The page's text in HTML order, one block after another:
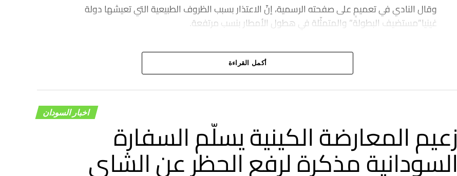
وقال النادي في تعميمٍ على صفحته الرسمية، إنّ الاعتذار بسبب الظروف الطبيعية التي تعيشها دولة
غينيا”مستضيف البطولة” والمتمثّلة في هطول الأمطار بنسب مرتفعة.
أكمل القراءة
اخبار السودان
زعيم المعارضة الكينية يسلّم السفارة
السودانية مذكرة لرفع الحظر عن الشاي